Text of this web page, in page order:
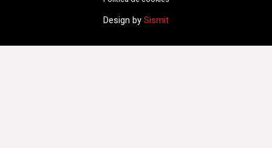
Design by Sismit